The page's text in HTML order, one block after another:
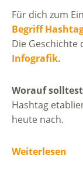
Für dich zum
Begriff
Die Geschichte
Infografik.
Worauf
Hashtag
heute nach.
Weiterlesen